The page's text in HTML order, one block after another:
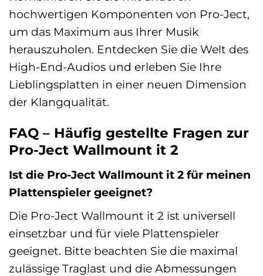
hochwertigen Komponenten von Pro-Ject,
um das Maximum aus Ihrer Musik
herauszuholen. Entdecken Sie die Welt des
High-End-Audios und erleben Sie Ihre
Lieblingsplatten in einer neuen Dimension
der Klangqualität.
FAQ – Häufig gestellte Fragen zur
Pro-Ject Wallmount it 2
Ist die Pro-Ject Wallmount it 2 für meinen
Plattenspieler geeignet?
Die Pro-Ject Wallmount it 2 ist universell
einsetzbar und für viele Plattenspieler
geeignet. Bitte beachten Sie die maximal
zulässige Traglast und die Abmessungen